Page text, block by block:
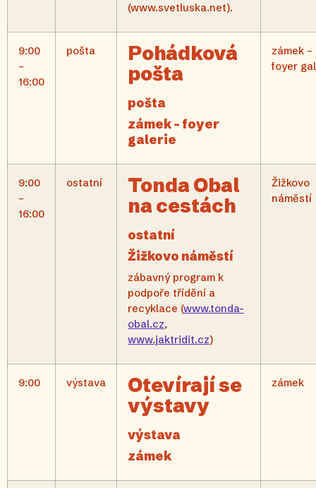
(www.svetluska.net).
9:00
–
16:00
pošta
Pohádková
pošta
pošta
zámek – foyer
galerie
zámek –
foyer
9:00
–
16:00
ostatní
Tonda Obal
na cestách
ostatní
Žižkovo náměstí
zábavný program k
podpoře třídění a
recyklace (www.tonda-
obal.cz,
www.jaktridit.cz)
Žižkovo
náměstí
9:00 výstava
Otevírají se
výstavy
výstava
zámek
zámek